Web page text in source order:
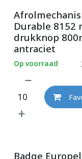
Durable 8152
drukknop
antraciet
Op voorraad
Badge